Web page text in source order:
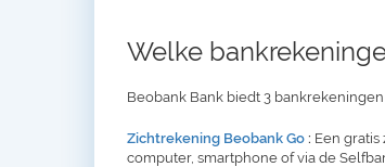
Welke
Beobank Bank biedt 3 bankrekeningen
Zichtrekening Beobank Go : Een
computer, smartphone of via de